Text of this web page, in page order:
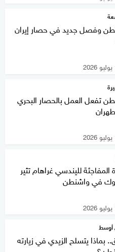
وفصل جديد في حصار إيران
تفعل العمل بالحصار البحري
المفاجئة لليندسي غراهام تثير
في واشنطن
بماذا يتسلح الزيدي في زيارته